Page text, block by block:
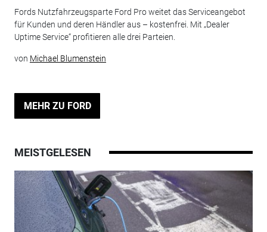
Fords Nutzfahrzeugsparte Ford Pro weitet das Serviceangebot
für Kunden und deren Händler aus – kostenfrei. Mit „Dealer
Uptime Service“ profitieren alle drei Parteien.
von Michael Blumenstein
MEHR ZU FORD
MEISTGELESEN